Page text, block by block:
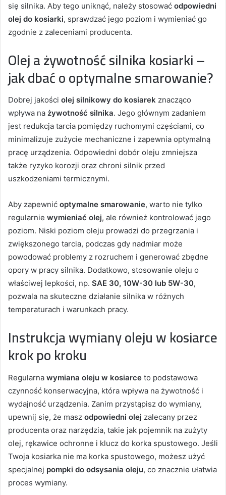
się silnika. Aby tego uniknąć, należy stosować odpowiedni
olej do kosiarki, sprawdzać jego poziom i wymieniać go
zgodnie z zaleceniami producenta.
Olej a żywotność silnika kosiarki –
jak dbać o optymalne smarowanie?
Dobrej jakości olej silnikowy do kosiarek znacząco
wpływa na żywotność silnika. Jego głównym zadaniem
jest redukcja tarcia pomiędzy ruchomymi częściami, co
minimalizuje zużycie mechaniczne i zapewnia optymalną
pracę urządzenia. Odpowiedni dobór oleju zmniejsza
także ryzyko korozji oraz chroni silnik przed
uszkodzeniami termicznymi.
Aby zapewnić optymalne smarowanie, warto nie tylko
regularnie wymieniać olej, ale również kontrolować jego
poziom. Niski poziom oleju prowadzi do przegrzania i
zwiększonego tarcia, podczas gdy nadmiar może
powodować problemy z rozruchem i generować zbędne
opory w pracy silnika. Dodatkowo, stosowanie oleju o
właściwej lepkości, np. SAE 30, 10W-30 lub 5W-30,
pozwala na skuteczne działanie silnika w różnych
temperaturach i warunkach pracy.
Instrukcja wymiany oleju w kosiarce
krok po kroku
Regularna wymiana oleju w kosiarce to podstawowa
czynność konserwacyjna, która wpływa na żywotność i
wydajność urządzenia. Zanim przystąpisz do wymiany,
upewnij się, że masz odpowiedni olej zalecany przez
producenta oraz narzędzia, takie jak pojemnik na zużyty
olej, rękawice ochronne i klucz do korka spustowego. Jeśli
Twoja kosiarka nie ma korka spustowego, możesz użyć
specjalnej pompki do odsysania oleju, co znacznie ułatwia
proces wymiany.